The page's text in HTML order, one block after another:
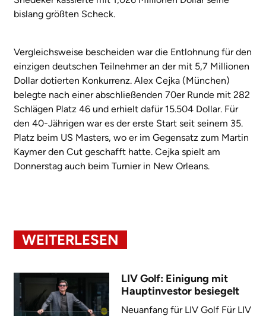
bislang größten Scheck.
Vergleichsweise bescheiden war die Entlohnung für den
einzigen deutschen Teilnehmer an der mit 5,7 Millionen
Dollar dotierten Konkurrenz. Alex Cejka (München)
belegte nach einer abschließenden 70er Runde mit 282
Schlägen Platz 46 und erhielt dafür 15.504 Dollar. Für
den 40-Jährigen war es der erste Start seit seinem 35.
Platz beim US Masters, wo er im Gegensatz zum Martin
Kaymer den Cut geschafft hatte. Cejka spielt am
Donnerstag auch beim Turnier in New Orleans.
WEITERLESEN
LIV Golf: Einigung mit
Hauptinvestor besiegelt
Neuanfang für LIV Golf Für LIV